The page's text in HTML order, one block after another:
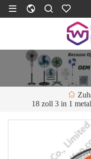
18 zoll 3 in 1